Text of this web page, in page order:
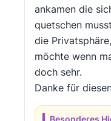
ankamen die
quetschen
die
möchte wenn
doch sehr.
Danke für
Besonderes